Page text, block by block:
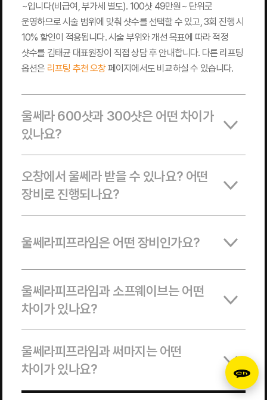
~입니다(비급여, 부가세 별도). 100샷 49만원~ 단위로
운영하므로 시술 범위에 맞춰 샷수를 선택할 수 있고, 3회 진행 시
10% 할인이 적용됩니다. 시술 부위와 개선 목표에 따라 적정
샷수를 김태균 대표원장이 직접 상담 후 안내합니다. 다른 리프팅
옵션은 리프팅 추천 오창페이지에서도 비교하실 수 있습니다.
울쎄라 600샷과 300샷은 어떤 차이가
있나요?
오창에서 울쎄라 받을 수 있나요? 어떤
장비로 진행되나요?
울쎄라피프라임은 어떤 장비인가요?
울쎄라피프라임과 소프웨이브는 어떤
차이가 있나요?
울쎄라피프라임과 써마지는 어떤
차이가 있나요?